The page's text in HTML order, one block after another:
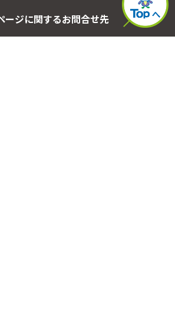
ージに関するお問合せ先